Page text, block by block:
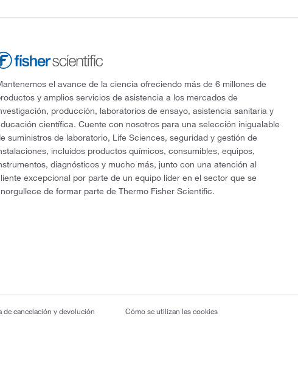
el avance de la ciencia ofreciendo más de 6 millones de
y amplios servicios de asistencia a los mercados de
producción, laboratorios de ensayo, asistencia sanitaria y
científica. Cuente con nosotros para una selección inigualable
suministros de laboratorio, Life Sciences, seguridad y gestión de
incluidos productos químicos, consumibles, equipos,
diagnósticos y mucho más, junto con una atención al
excepcional por parte de un equipo líder en el sector que se
de formar parte de Thermo Fisher Scientific.
de cancelación y devolución Cómo se utilizan las cookies